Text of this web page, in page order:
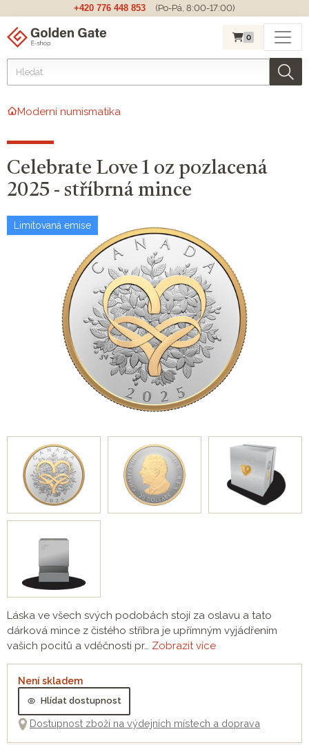
+420 776 448 853 (Po-Pá, 8:00-17:00)
0
Moderní numismatika
Celebrate Love 1 oz pozlacená
2025 - stříbrná mince
Limitovaná emise
Láska ve všech svých podobách stojí za oslavu a tato
dárková mince z čistého stříbra je upřímným vyjádřením
vašich pocitů a vděčnosti pr… Zobrazit více
Není skladem
Hlídat dostupnost
Dostupnost zboží na výdejních místech a doprava